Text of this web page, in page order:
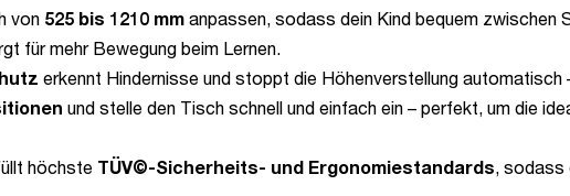
von 525 bis 1210 mm anpassen, sodass dein Kind bequem zwischen
für mehr Bewegung beim Lernen.
erkennt Hindernisse und stoppt die Höhenverstellung automatisch
und stelle den Tisch schnell und einfach ein – perfekt, um die
höchste TÜV©-Sicherheits- und Ergonomiestandards, sodass